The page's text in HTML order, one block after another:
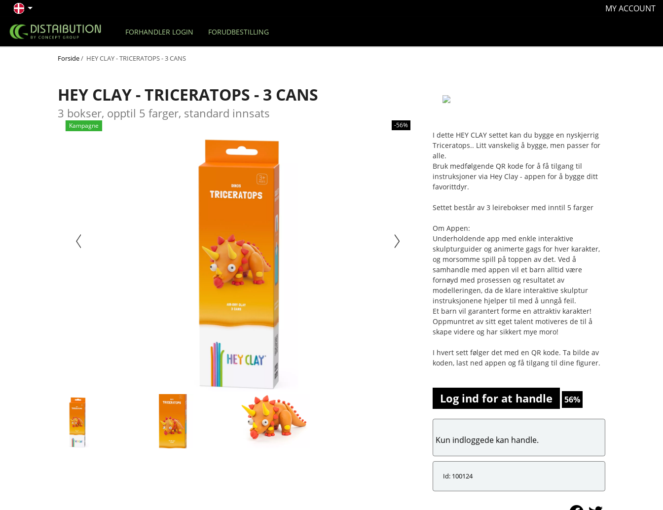
MY ACCOUNT
FORHANDLER LOGIN FORUDBESTILLING
Forside/ HEY CLAY - TRICERATOPS - 3 CANS
HEY CLAY - TRICERATOPS - 3 CANS
3 bokser, opptil 5 farger, standard innsats
Kampagne -56%
I dette HEY CLAY settet kan du bygge en nyskjerrig
Triceratops.. Litt vanskelig å bygge, men passer for
alle.
Bruk medfølgende QR kode for å få tilgang til
instruksjoner via Hey Clay - appen for å bygge ditt
favorittdyr.
Settet består av 3 leirebokser med inntil 5 farger
Om Appen:
Underholdende app med enkle interaktive
skulpturguider og animerte gags for hver karakter,
og morsomme spill på toppen av det. Ved å
samhandle med appen vil et barn alltid være
fornøyd med prosessen og resultatet av
modelleringen, da de klare interaktive skulptur
instruksjonene hjelper til med å unngå feil.
Et barn vil garantert forme en attraktiv karakter!
Oppmuntret av sitt eget talent motiveres de til å
skape videre og har sikkert mye moro!
I hvert sett følger det med en QR kode. Ta bilde av
koden, last ned appen og få tilgang til dine figurer.
Log ind for at handle 56%
Kun indloggede kan handle.
Id: 100124